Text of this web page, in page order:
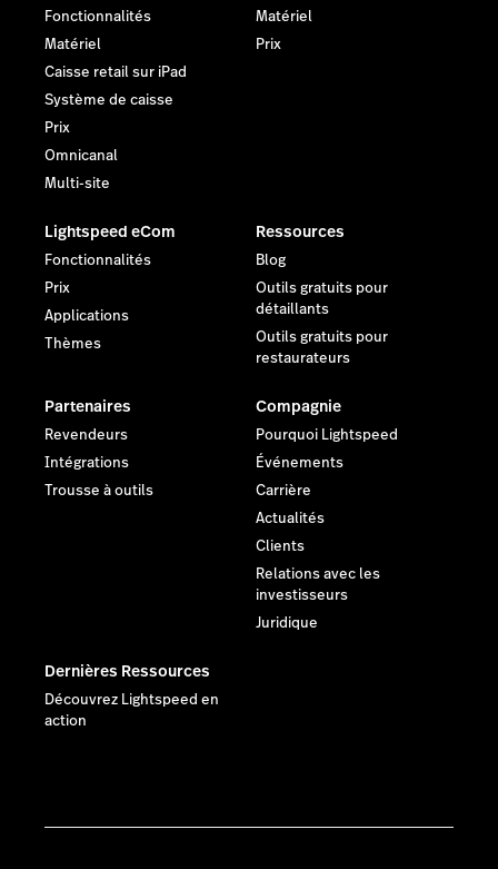
Fonctionnalités
Matériel
Caisse retail sur iPad
Système de caisse
Prix
Omnicanal
Multi-site
Matériel
Prix
Lightspeed eCom
Fonctionnalités
Prix
Applications
Thèmes
Ressources
Blog
Outils gratuits pour
détaillants
Outils gratuits pour
restaurateurs
Partenaires
Revendeurs
Intégrations
Trousse à outils
Compagnie
Pourquoi Lightspeed
Événements
Carrière
Actualités
Clients
Relations avec les
investisseurs
Juridique
Dernières Ressources
Découvrez Lightspeed en
action